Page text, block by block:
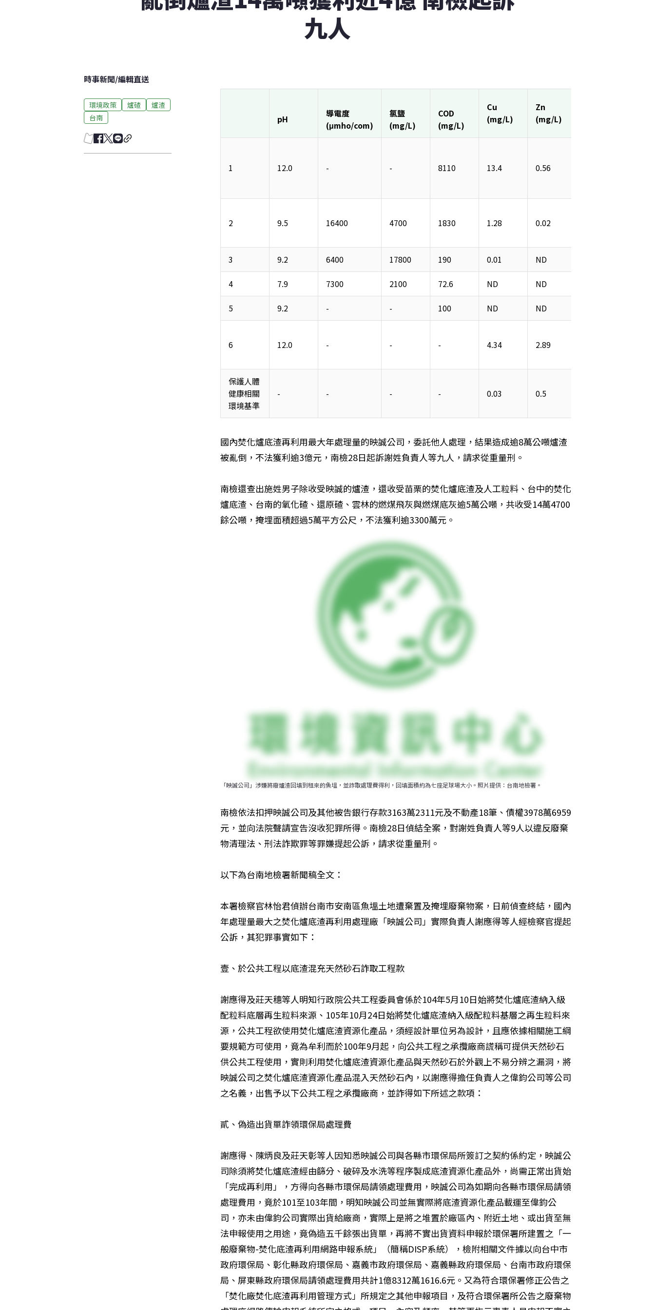
九人
時事新聞/編輯直送
環境政策 爐碴
爐渣
台南
pH
導電度
(μmho/com)
氯鹽
(mg/L)
COD
(mg/L)
Cu
(mg/L)
Zn
(mg/L)
1 12.0 - - 8110 13.4 0.56
2 9.5 16400 4700 1830 1.28 0.02
3 9.2 6400 17800 190 0.01 ND
4 7.9 7300 2100 72.6 ND ND
5 9.2 - - 100 ND ND
6 12.0 - - - 4.34 2.89
保護人體
健康相關
- - - - 0.03 0.5
國內焚化爐底渣再利用最大年處理量的映誠公司，委託他人處理，結果造成逾8萬公噸爐渣
被亂倒，不法獲利逾3億元，南檢28日起訴謝姓負責人等九人，請求從重量刑。
南檢還查出施姓男子除收受映誠的爐渣，還收受苗栗的焚化爐底渣及人工粒料、台中的焚化
爐底渣、台南的氧化碴、還原碴、雲林的燃煤飛灰與燃煤底灰逾5萬公噸，共收受14萬4700
餘公噸，掩埋面積超過5萬平方公尺，不法獲利逾3300萬元。
「映誠公司」涉嫌將廢爐渣回填到租來的魚塭，並詐取處理費得利，回填面積約為七座足球場大小。照片提供：台南地檢署。
南檢依法扣押映誠公司及其他被告銀行存款3163萬2311元及不動產18筆、債權3978萬6959
元，並向法院聲請宣告沒收犯罪所得。南檢28日偵結全案，對謝姓負責人等9人以違反廢棄
物清理法、刑法詐欺罪等罪嫌提起公訴，請求從重量刑。
以下為台南地檢署新聞稿全文：
本署檢察官林怡君偵辦台南市安南區魚塭土地遭棄置及掩埋廢棄物案，日前偵查終結，國內
年處理量最大之焚化爐底渣再利用處理廠「映誠公司」實際負責人謝應得等人經檢察官提起
公訴，其犯罪事實如下：
壹、於公共工程以底渣混充天然砂石詐取工程款
謝應得及莊天穗等人明知行政院公共工程委員會係於104年5月10日始將焚化爐底渣納入級
配粒料底層再生粒料來源、105年10月24日始將焚化爐底渣納入級配粒料基層之再生粒料來
源，公共工程欲使用焚化爐底渣資源化產品，須經設計單位另為設計，且應依據相關施工綱
要規範方可使用，竟為牟利而於100年9月起，向公共工程之承攬廠商謊稱可提供天然砂石
供公共工程使用，實則利用焚化爐底渣資源化產品與天然砂石於外觀上不易分辨之漏洞，將
映誠公司之焚化爐底渣資源化產品混入天然砂石內，以謝應得擔任負責人之偉鈞公司等公司
之名義，出售予以下公共工程之承攬廠商，並詐得如下所述之款項：
貳、偽造出貨單詐領環保局處理費
謝應得、陳炳良及莊天彰等人因知悉映誠公司與各縣市環保局所簽訂之契約係約定，映誠公
司除須將焚化爐底渣經由篩分、破碎及水洗等程序製成底渣資源化產品外，尚需正常出貨始
「完成再利用」，方得向各縣市環保局請領處理費用，映誠公司為如期向各縣市環保局請領
處理費用，竟於101至103年間，明知映誠公司並無實際將底渣資源化產品載運至偉鈞公
司，亦未由偉鈞公司實際出貨給廠商，實際上是將之堆置於廠區內、附近土地、或出貨至無
法申報使用之用途，竟偽造五千餘張出貨單，再將不實出貨資料申報於環保署所建置之「一
般廢棄物-焚化底渣再利用網路申報系統」（簡稱DISP系統），檢附相關文件據以向台中市
政府環保局、彰化縣政府環保局、嘉義市政府環保局、嘉義縣政府環保局、台南市政府環保
局、屏東縣政府環保局請領處理費用共計1億8312萬1616.6元。又為符合環保署修正公告之
「焚化廠焚化底渣再利用管理方式」所規定之其他申報項目，及符合環保署所公告之廢棄物